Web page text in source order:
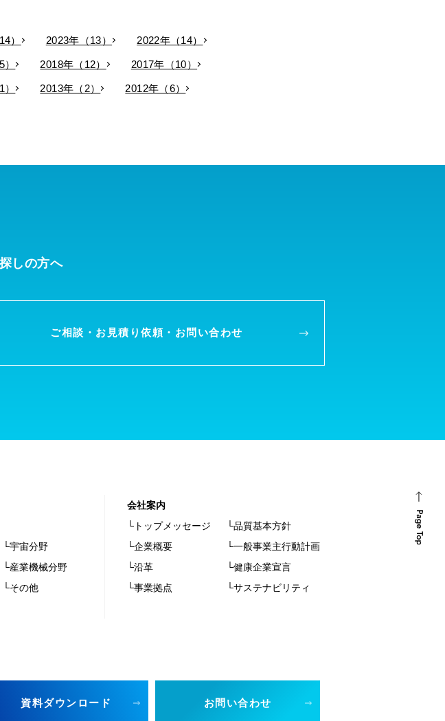
） 2023年（13） 2022年（14）
2018年（12） 2017年（10）
2013年（2） 2012年（6）
しの方へ
ご相談・お見積り依頼・ お問い合わせ
└宇宙分野
└産業機械分野
└その他
会社案内
└トップメッセージ
└品質基本方針
└企業概要
└一般事業主行動計画
└沿革
└健康企業宣言
└事業拠点
└サステナビリティ
資料ダウンロード お問い合わせ